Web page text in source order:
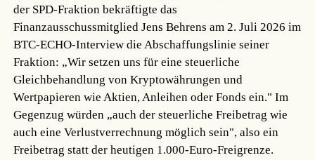
der SPD-Fraktion bekräftigte das
Finanzausschussmitglied Jens Behrens am 2. Juli 2026 im
BTC-ECHO-Interview die Abschaffungslinie seiner
Fraktion: „Wir setzen uns für eine steuerliche
Gleichbehandlung von Kryptowährungen und
Wertpapieren wie Aktien, Anleihen oder Fonds ein." Im
Gegenzug würden „auch der steuerliche Freibetrag wie
auch eine Verlustverrechnung möglich sein", also ein
Freibetrag statt der heutigen 1.000-Euro-Freigrenze.